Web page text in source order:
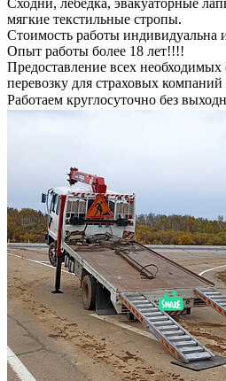
мягкие текстильные стропы.
Стоимость работы индивидуальна
Опыт работы более 18 лет!!!!
Предоставление всех
перевозку для страховых компаний
Работаем круглосуточно без